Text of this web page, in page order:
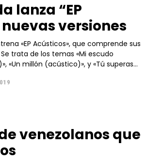
lanza “EP
versiones
trata de los temas «Mi escudo
«Un millón (acústico)», y «Tú superas...
venezolanos que